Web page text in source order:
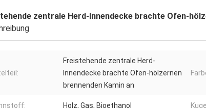
zentrale Herd-Innendecke brachte Ofen-
Freistehende zentrale Herd-
Innendecke brachte Ofen-hölzernen
brennenden Kamin an
Holz, Gas, Bioethanol